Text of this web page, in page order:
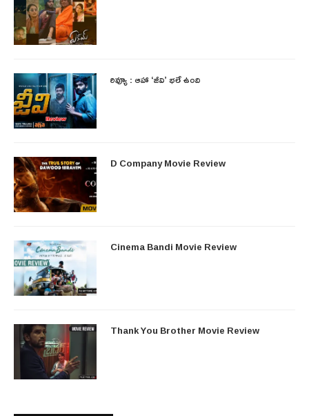
రివ్యూ : ఆహా ‘జీవి’ భలే ఉంది
D Company Movie Review
Cinema Bandi Movie Review
Thank You Brother Movie Review